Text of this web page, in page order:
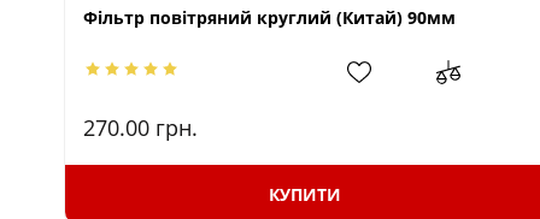
Фільтр повітряний круглий (Китай) 90мм
270.00 грн.
КУПИТИ